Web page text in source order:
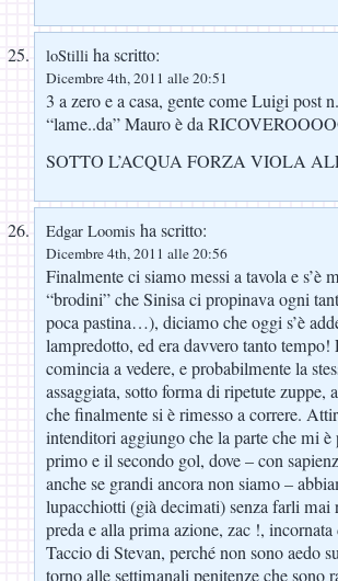
loStilli ha scritto:
Dicembre 4th, 2011 alle 20:51
3 a zero e a casa, gente come Luigi post
“lame..da” Mauro è da
SOTTO L’ACQUA FORZA VIOLA
Edgar Loomis ha scritto:
Dicembre 4th, 2011 alle 20:56
Finalmente ci siamo messi a tavola e s’è
“brodini” che Sinisa ci propinava ogni
poca pastina…), diciamo che oggi s’è
lampredotto, ed era davvero tanto
comincia a vedere, e probabilmente la
assaggiata, sotto forma di ripetute zuppe,
che finalmente si è rimesso a correre.
intenditori aggiungo che la parte che mi
primo e il secondo gol, dove – con
anche se grandi ancora non siamo –
lupacchiotti (già decimati) senza farli mai
preda e alla prima azione, zac !,
Taccio di Stevan, perché non sono aedo
torno alle settimanali penitenze che sono